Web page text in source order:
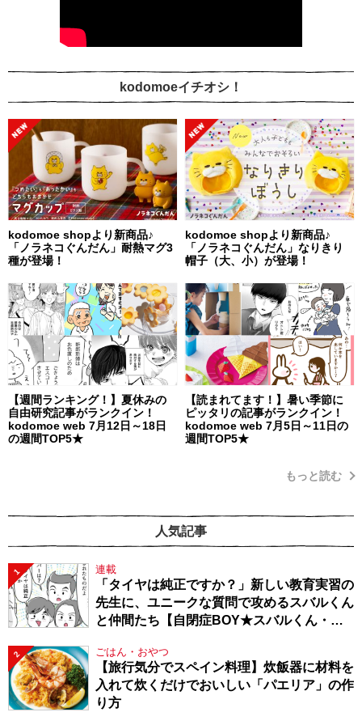
kodomoeイチオシ！
kodomoe shopより新商品♪
「ノラネコぐんだん」耐熱マグ3
種が登場！
kodomoe shopより新商品♪
「ノラネコぐんだん」なりきり
帽子（大、小）が登場！
【週間ランキング！】夏休みの
自由研究記事がランクイン！
kodomoe web 7月12日～18日
の週間TOP5★
【読まれてます！】暑い季節に
ピッタリの記事がランクイン！
kodomoe web 7月5日～11日の
週間TOP5★
もっと読む
人気記事
1 連載
「タイヤは純正ですか？」新しい教育実習の
先生に、ユニークな質問で攻めるスバルくん
と仲間たち【自閉症BOY★スバルくん・
2 ごはん・おやつ
【旅行気分でスペイン料理】炊飯器に材料を
入れて炊くだけでおいしい「パエリア」の作
り方